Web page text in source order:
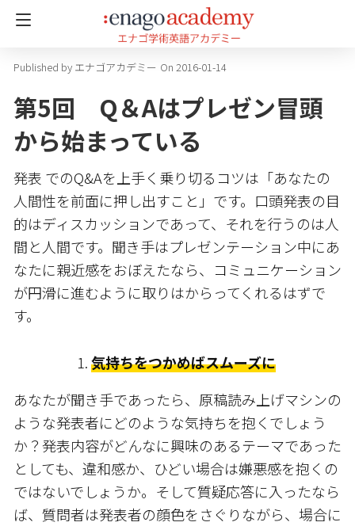
エナゴアカデミー On 2016-01-14
第5回 Q＆Aはプレゼン冒頭
から始まっている
発表 でのQ&Aを上手く乗り切るコツは「あなたの
人間性を前面に押し出すこと」です。口頭発表の目
的はディスカッションであって、それを行うのは人
間と人間です。聞き手はプレゼンテーション中にあ
なたに親近感をおぼえたなら、コミュニケーション
が円滑に進むように取りはからってくれるはずで
す。
気持ちをつかめばスムーズに
あなたが聞き手であったら、原稿読み上げマシンの
ような発表者にどのような気持ちを抱くでしょう
か？発表内容がどんなに興味のあるテーマであった
としても、違和感か、ひどい場合は嫌悪感を抱くの
ではないでしょうか。そして質疑応答に入ったなら
ば、質問者は発表者の顔色をさぐりながら、場合に